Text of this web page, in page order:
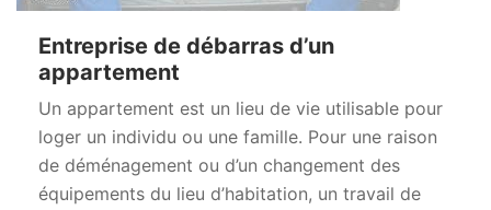
Entreprise de débarras d’un
appartement
Un appartement est un lieu de vie utilisable pour
loger un individu ou une famille. Pour une raison
de déménagement ou d’un changement des
équipements du lieu d’habitation, un travail de